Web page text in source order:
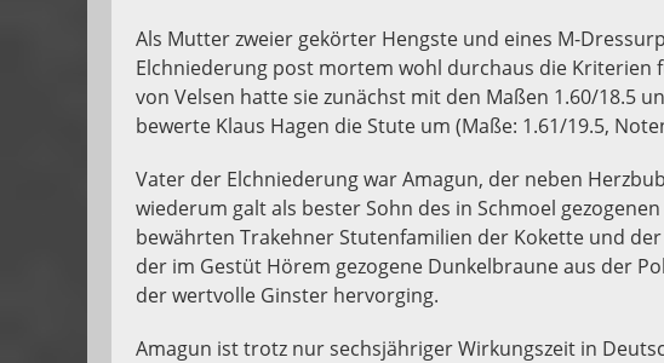
Als Mutter zweier gekörter Hengste und eines M-
Elchniederung post mortem wohl durchaus die Kriterien
von Velsen hatte sie zunächst mit den Maßen 1.60/18.5
bewerte Klaus Hagen die Stute um (Maße: 1.61/19.5,
Vater der Elchniederung war Amagun, der neben
wiederum galt als bester Sohn des in Schmoel
bewährten Trakehner Stutenfamilien der Kokette und
der im Gestüt Hörem gezogene Dunkelbraune aus der
der wertvolle Ginster hervorging.
Amagun ist trotz nur sechsjähriger Wirkungszeit in